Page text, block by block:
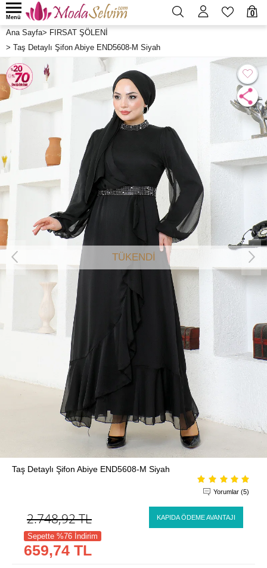
0
Menü
Ana Sayfa> FIRSAT ŞÖLENİ
> Taş Detaylı Şifon Abiye END5608-M Siyah
TÜKENDİ
Taş Detaylı Şifon Abiye END5608-M Siyah
Yorumlar (5)
2.748,92TL KAPIDA ÖDEME AVANTAJI
Sepette %76 İndirim
659,74 TL